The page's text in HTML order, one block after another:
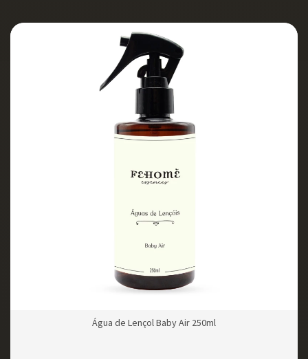
Água de Lençol Baby Air 250ml